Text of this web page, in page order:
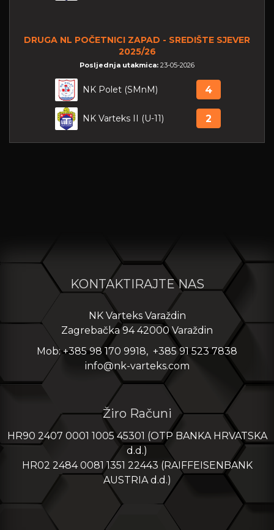
DRUGA NL POČETNICI ZAPAD - SREDIŠTE SJEVER
2025/26
Posljednja utakmica: 23-05-2026
NK Polet (SMnM) 4
NK Varteks II (U-11) 2
KONTAKTIRAJTE NAS
NK Varteks Varaždin
Zagrebačka 94 42000 Varaždin
Mob: +385 98 170 9918, +385 91 523 7838
info@nk-varteks.com
Žiro Računi
HR90 2407 0001 1005 45301 (OTP BANKA HRVATSKA
d.d.)
HR02 2484 0081 1351 22443 (RAIFFEISENBANK
AUSTRIA d.d.)